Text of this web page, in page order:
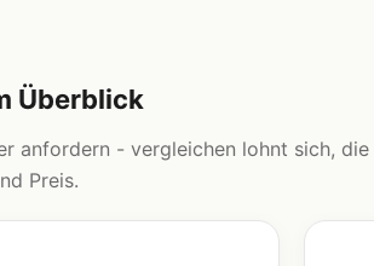
Überblick
anfordern - vergleichen lohnt sich, die
Preis.